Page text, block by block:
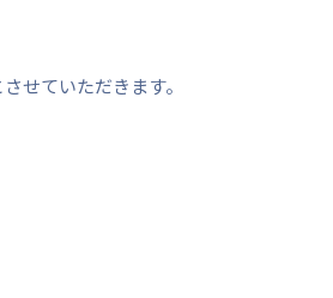
せていただきます。